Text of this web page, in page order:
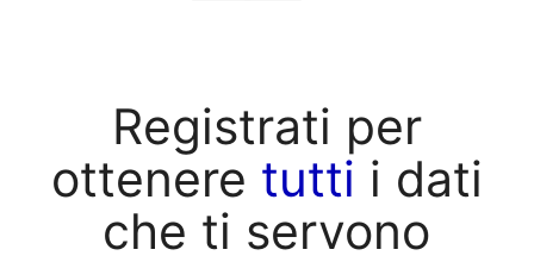
Registrati per
ottenere tutti i dati
che ti servono